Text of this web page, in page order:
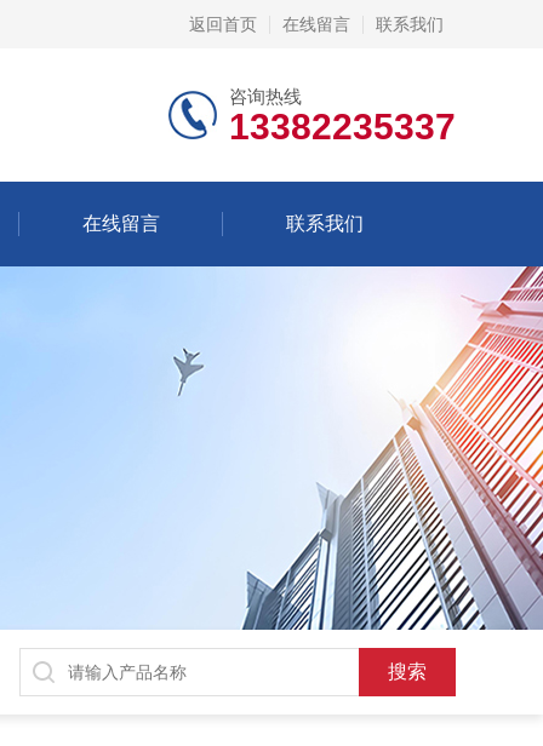
返回首页 在线留言 联系我们
咨询热线
13382235337
在线留言 联系我们